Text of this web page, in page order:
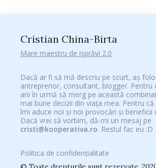
Cristian China-Birta
Mare maestru de isprăvi 2.0
Dacă ar fi să mă descriu pe scurt, aș
antreprenor, consultant, blogger. Pentru
ani în urmă să merg pe această
mai bune decizii din viața mea. Pentru
îmi aduce noi și noi provocări și beneficii
Dacă vrei să vorbim, dă-mi un mesaj pe
cristi@kooperativa.ro. Restul fac eu :D
Politica de confidențialitate